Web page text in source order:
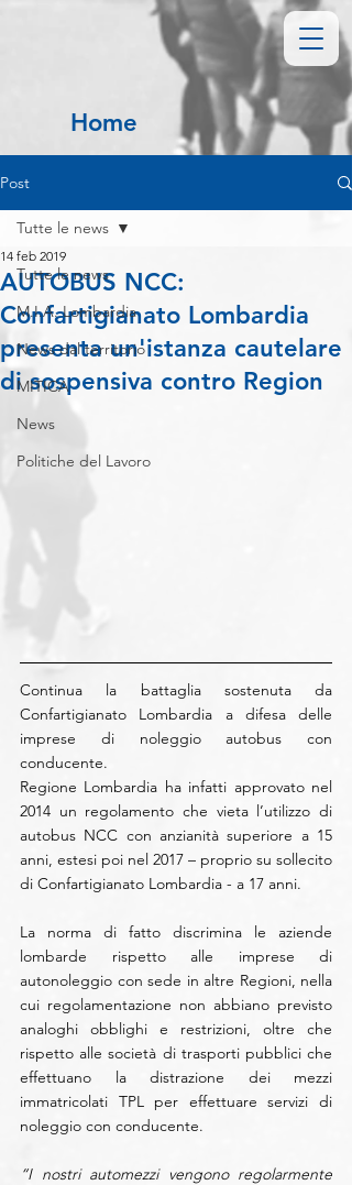
Home
Post
Tutte le news
M.I.A. Lombardia
News dal territorio
MITICA
News
Politiche del Lavoro
Tutte le news
AUTOBUS NCC:
Confartigianato Lombardia
presenta un'istanza cautelare
di sospensiva contro Region
14 feb 2019
Continua la battaglia sostenuta da
Confartigianato Lombardia a difesa delle
imprese di noleggio autobus con
conducente.
Regione Lombardia ha infatti approvato nel
2014 un regolamento che vieta l’utilizzo di
autobus NCC con anzianità superiore a 15
anni, estesi poi nel 2017 – proprio su sollecito
di Confartigianato Lombardia - a 17 anni.
La norma di fatto discrimina le aziende
lombarde rispetto alle imprese di
autonoleggio con sede in altre Regioni, nella
cui regolamentazione non abbiano previsto
analoghi obblighi e restrizioni, oltre che
rispetto alle società di trasporti pubblici che
effettuano la distrazione dei mezzi
immatricolati TPL per effettuare servizi di
noleggio con conducente.
“I nostri automezzi vengono regolarmente